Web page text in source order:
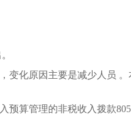
变化原因主要是减少人员
预算管理的非税收入拨款